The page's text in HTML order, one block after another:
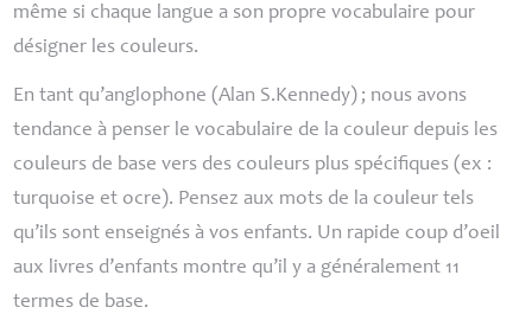
même si chaque langue a son propre vocabulaire pour
désigner les couleurs.
En tant qu’anglophone (Alan S.Kennedy) ; nous avons
tendance à penser le vocabulaire de la couleur depuis les
couleurs de base vers des couleurs plus spécifiques (ex :
turquoise et ocre). Pensez aux mots de la couleur tels
qu’ils sont enseignés à vos enfants. Un rapide coup d’oeil
aux livres d’enfants montre qu’il y a généralement 11
termes de base.